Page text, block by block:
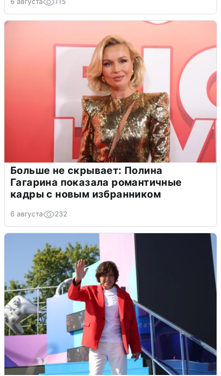
Больше не скрывает: Полина
Гагарина показала романтичные
кадры с новым избранником
6 августа 232